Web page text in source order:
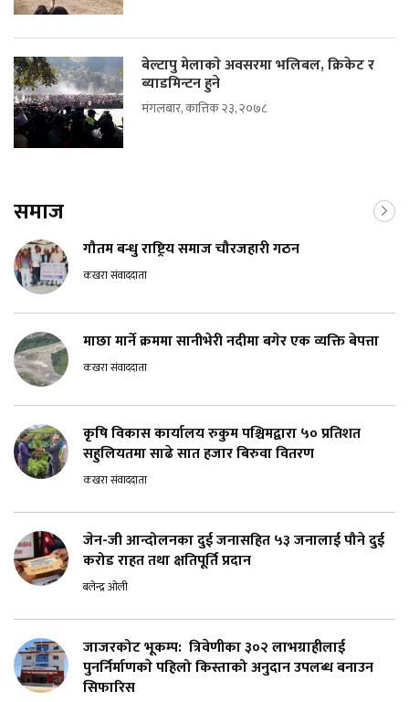
बेल्टापु मेलाकाे अवसरमा भलिबल, क्रिकेट र
ब्याडमिन्टन हुने
मंगलबार, कात्तिक २३, २०७८
समाज
गौतम बन्धु राष्ट्रिय समाज चौरजहारी गठन
कखरा संवाददाता
माछा मार्ने क्रममा सानीभेरी नदीमा बगेर एक व्यक्ति बेपत्ता
कखरा संवाददाता
कृषि विकास कार्यालय रुकुम पश्चिमद्वारा ५० प्रतिशत
सहुलियतमा साढे सात हजार बिरुवा वितरण
कखरा संवाददाता
जेन-जी आन्दोलनका दुई जनासहित ५३ जनालाई पौने दुई
करोड राहत तथा क्षतिपूर्ति प्रदान
बलेन्द्र ओली
जाजरकोट भूकम्प: त्रिवेणीका ३०२ लाभग्राहीलाई
पुनर्निर्माणकाे पहिलो किस्ताको अनुदान उपलब्ध बनाउन
सिफारिस